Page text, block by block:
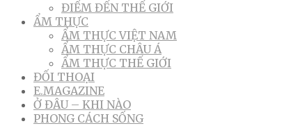
ĐIỂM ĐẾN THẾ GIỚI
ẨM THỰC
ẨM THỰC VIỆT NAM
ẨM THỰC CHÂU Á
ẨM THỰC THẾ GIỚI
ĐỐI THOẠI
E.MAGAZINE
Ở ĐÂU – KHI NÀO
PHONG CÁCH SỐNG